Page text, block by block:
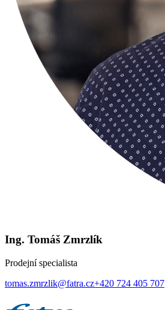
Ing. Tomáš Zmrzlík
Prodejní specialista
tomas.zmrzlik@fatra.cz+420 724 405 707